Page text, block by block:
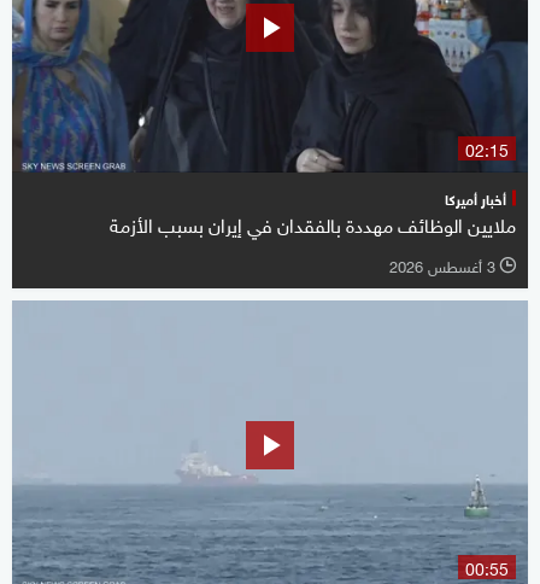
02:15
أخبار أميركا
ملايين الوظائف مهددة بالفقدان في إيران بسبب الأزمة
l 3 أغسطس 2026
00:55